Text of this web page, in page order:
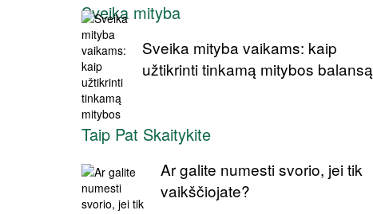
Sveika mityba
Sveika mityba vaikams: kaip
užtikrinti tinkamą mitybos balansą
Taip Pat Skaitykite
Ar galite numesti svorio, jei tik
vaikščiojate?